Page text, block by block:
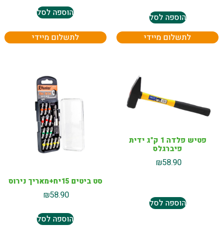
הוספה לסל
לתשלום מיידי
הוספה לסל
לתשלום מיידי
פטיש פלדה 1 ק"ג ידית
פיברגלס
₪58.90
הוספה לסל
סט ביטים 15יח+מאריך נירוס
₪58.90
הוספה לסל